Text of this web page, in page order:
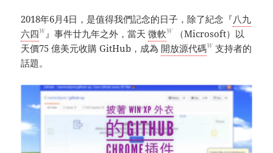
2018年6月4日，是值得我們記念的日子，除了紀念『八九
六四W 』事件廿九年之外，當天微軟W
（Microsoft）以
天價75 億美元收購 GitHub，成為 開放源代碼W 支持者的
話題。